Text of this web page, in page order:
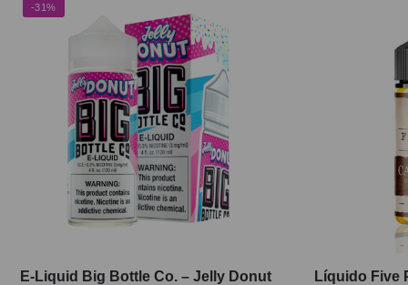
-31%
E-Liquid Big Bottle Co. – Jelly Donut
Líquido Five